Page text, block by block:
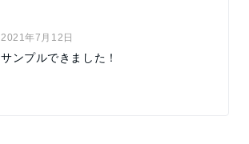
2021年7月12日
サンプルできました！